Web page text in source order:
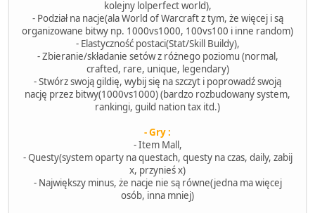
kolejny lolperfect world),
- Podział na nacje(ala World of Warcraft z tym, że więcej i są
organizowane bitwy np. 1000vs1000, 100vs100 i inne random)
- Elastyczność postaci(Stat/Skill Buildy),
- Zbieranie/składanie setów z różnego poziomu (normal,
crafted, rare, unique, legendary)
- Stwórz swoją gildię, wybij się na szczyt i poprowadź swoją
nację przez bitwy(1000vs1000) (bardzo rozbudowany system,
rankingi, guild nation tax itd.)
- Gry :
- Item Mall,
- Questy(system oparty na questach, questy na czas, daily, zabij
x, przynieś x)
- Największy minus, że nacje nie są równe(jedna ma więcej
osób, inna mniej)